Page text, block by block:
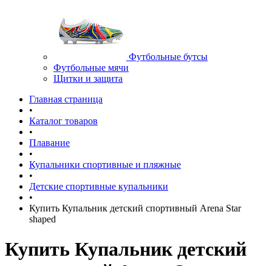
Футбольные бутсы
Футбольные мячи
Щитки и защита
Главная страница
•
Каталог товаров
•
Плавание
•
Купальники спортивные и пляжные
•
Детские спортивные купальники
•
Купить Купальник детский спортивный Arena Star
shaped
Купить Купальник детский